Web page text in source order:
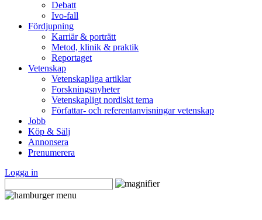
Debatt
Ivo-fall
Fördjupning
Karriär & porträtt
Metod, klinik & praktik
Reportaget
Vetenskap
Vetenskapliga artiklar
Forskningsnyheter
Vetenskapligt nordiskt tema
Författar- och referentanvisningar vetenskap
Jobb
Köp & Sälj
Annonsera
Prenumerera
Logga in